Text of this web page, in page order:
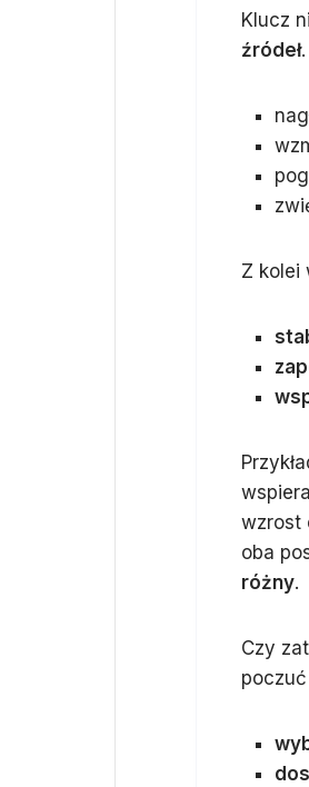
Klucz
źródeł
Z kolei
wzrost
oba
różny.
Czy